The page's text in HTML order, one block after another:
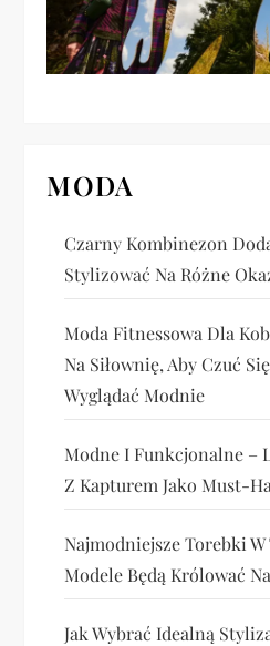
i
MODA
Czarny Kombinezon
Stylizować Na Różne
Moda Fitnessowa Dla
Na Siłownię, Aby Czuć
Wyglądać Modnie
Modne I Funkcjonalne –
Z Kapturem Jako Must-
Najmodniejsze Torebki
Modele Będą Królować
Jak Wybrać Idealną